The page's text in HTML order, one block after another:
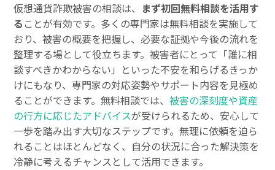
仮想通貨詐欺被害の相談は、 まず初回無料相談を活用す
る ことが有効です。多くの専門家は無料相談を実施して
おり、被害の概要を把握し、必要な証拠や今後の流れを
整理する場として役立ちます。被害者にとって「誰に相
談すべきかわからない」といった不安を和らげるきっか
けにもなり、専門家の対応姿勢やサポート内容を見極め
ることができます。無料相談では、被害の深刻度や資産
の行方に応じたアドバイスが受けられるため、安心して
一歩を踏み出す大切なステップです。無理に依頼を迫ら
れることはほとんどなく、自分の状況に合った解決策を
冷静に考えるチャンスとして活用できます。